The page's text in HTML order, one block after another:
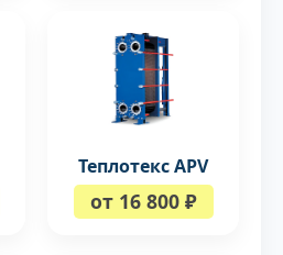
Теплотекс APV
от 16 800 ₽